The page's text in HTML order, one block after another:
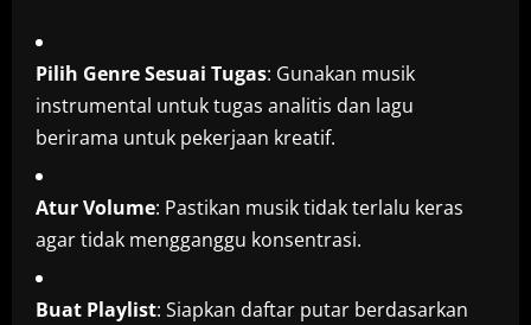
Pilih Genre Sesuai Tugas: Gunakan musik
instrumental untuk tugas analitis dan lagu
berirama untuk pekerjaan kreatif.
Atur Volume: Pastikan musik tidak terlalu keras
agar tidak mengganggu konsentrasi.
Buat Playlist: Siapkan daftar putar berdasarkan